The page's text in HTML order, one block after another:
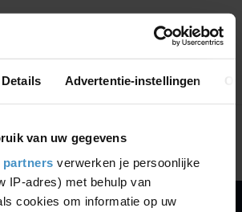
Details Advertentie-instellingen
van uw gegevens
partners verwerken je persoonlijke
IP-adres) met behulp van
cookies om informatie op uw
Toon1-0van 0